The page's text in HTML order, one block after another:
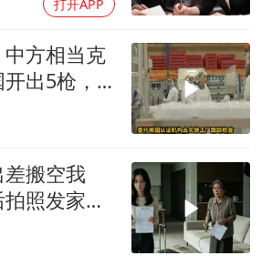
打开APP
方相当克
出5枪，
搬空我
照发家族